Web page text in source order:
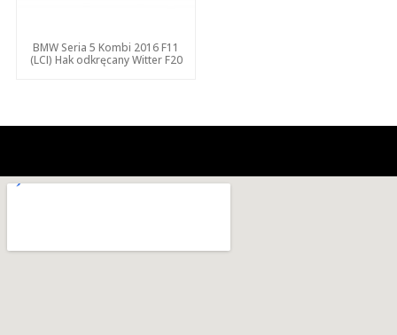
BMW Seria 5 Kombi 2016 F11
(LCI) Hak odkręcany Witter F20